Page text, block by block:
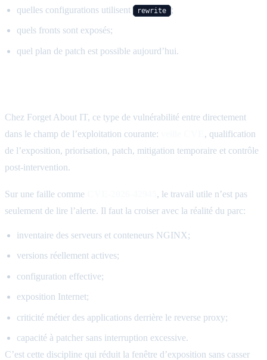
quelles configurations utilisent rewrite ;
quels fronts sont exposés;
quel plan de patch est possible aujourd’hui.
Chez Forget About IT, ce type de vulnérabilité entre directement
dans le champ de l’exploitation courante:
, qualification
de l’exposition, priorisation, patch, mitigation temporaire et contrôle
post-intervention.
Sur une faille comme
, le travail utile n’est pas
seulement de lire l’alerte. Il faut la croiser avec la réalité du parc:
inventaire des serveurs et conteneurs NGINX;
versions réellement actives;
configuration effective;
exposition Internet;
criticité métier des applications derrière le reverse proxy;
capacité à patcher sans interruption excessive.
C’est cette discipline qui réduit la fenêtre d’exposition sans casser